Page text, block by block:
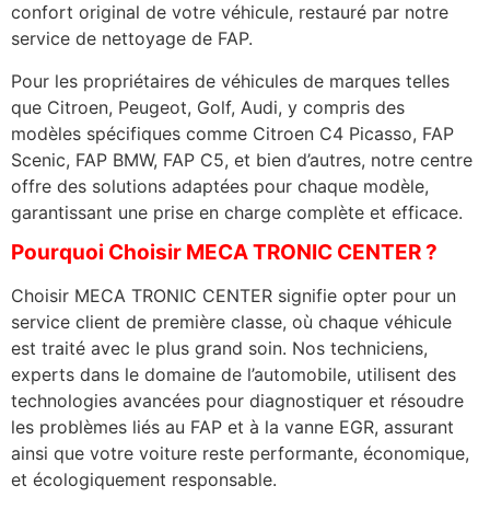
confort original de votre véhicule, restauré par notre
service de nettoyage de FAP.
Pour les propriétaires de véhicules de marques telles
que Citroen, Peugeot, Golf, Audi, y compris des
modèles spécifiques comme Citroen C4 Picasso, FAP
Scenic, FAP BMW, FAP C5, et bien d’autres, notre centre
offre des solutions adaptées pour chaque modèle,
garantissant une prise en charge complète et efficace.
Pourquoi Choisir MECA TRONIC CENTER ?
Choisir MECA TRONIC CENTER signifie opter pour un
service client de première classe, où chaque véhicule
est traité avec le plus grand soin. Nos techniciens,
experts dans le domaine de l’automobile, utilisent des
technologies avancées pour diagnostiquer et résoudre
les problèmes liés au FAP et à la vanne EGR, assurant
ainsi que votre voiture reste performante, économique,
et écologiquement responsable.